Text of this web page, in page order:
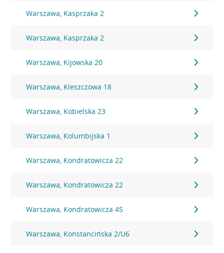
Warszawa, Kasprzaka 2
Warszawa, Kasprzaka 2
Warszawa, Kijowska 20
Warszawa, Kleszczowa 18
Warszawa, Kobielska 23
Warszawa, Kolumbijska 1
Warszawa, Kondratowicza 22
Warszawa, Kondratowicza 22
Warszawa, Kondratowicza 45
Warszawa, Konstancińska 2/U6